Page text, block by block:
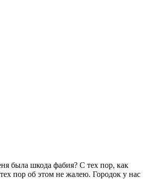
была шкода фабия? C тех пор, как
пор об этом не жалею. Городок у нас